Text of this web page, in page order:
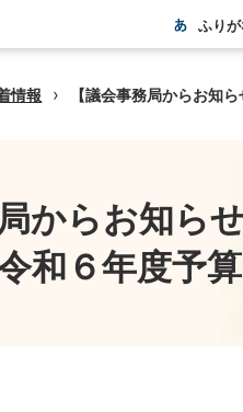
ふり
情報 › 【議会事務局からお知
局からお知ら
６年度予算